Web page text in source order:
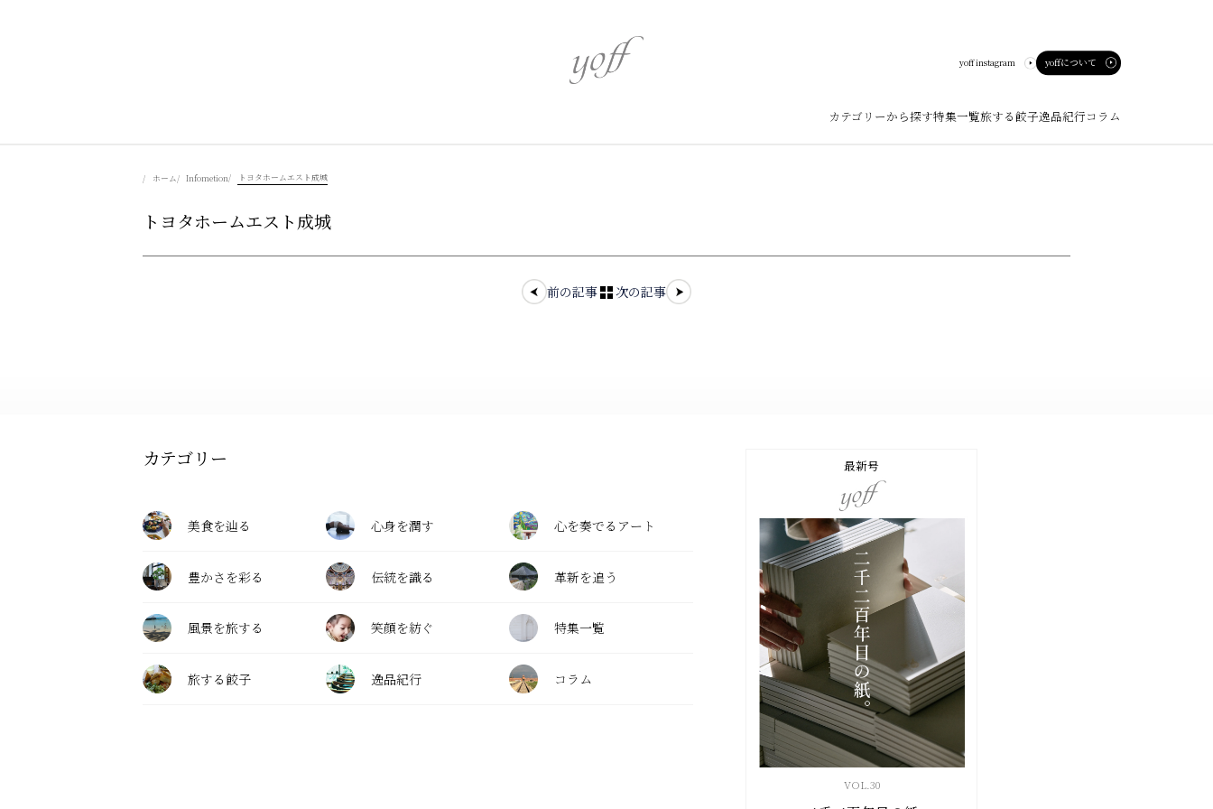
yoff instagram yoffについて
カテゴリーから探す
豊かさを彩る
特集一覧旅する餃子逸品紀行コラム
ホーム Infometion トヨタホームエスト成城
トヨタホームエスト成城
前の記事 次の記事
カテゴリー
美食を辿る 心身を潤す 心を奏でるアート
豊かさを彩る 伝統を識る 革新を追う
風景を旅する 笑顔を紡ぐ 特集一覧
旅する餃子 逸品紀行 コラム
最新号
VOL. 30